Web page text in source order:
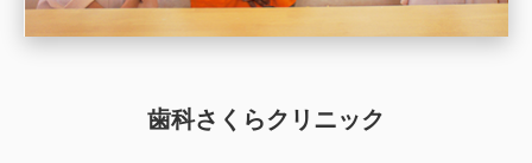
歯科さくらクリニック